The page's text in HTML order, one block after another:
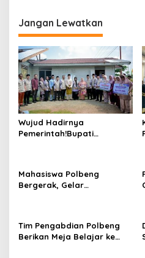
g
a
s
i
p
o
s
Jangan Lewatkan
Wujud Hadirnya
Pemerintah!Bupati
Mahasiswa Polbeng
Bergerak, Gelar
Tim Pengabdian Polbeng
Berikan Meja Belajar ke